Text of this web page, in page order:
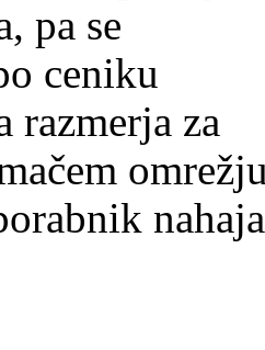
pa se
ceniku
razmerja za